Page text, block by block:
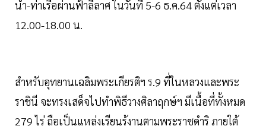
น้ำ-ท่าเรือผ่านฟ้าลีลาศ ในวันที่ 5-6 ธ.ค.64 ตั้งแต่เวลา
12.00-18.00 น.
สำหรับอุทยานเฉลิมพระเกียรติฯ ร.9 ที่ในหลวงและพระ
ราชินี จะทรงเสด็จไปทำพิธีวางศิลาฤกษ์ฯ มีเนื้อที่ทั้งหมด
279 ไร่ ถือเป็นแหล่งเรียนรู้งานตามพระราชดำริ ภายใต้